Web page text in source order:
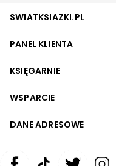
SWIATKSIAZKI.PL
PANEL KLIENTA
KSIĘGARNIE
WSPARCIE
DANE ADRESOWE
Zwiększ rozmiar czcionki